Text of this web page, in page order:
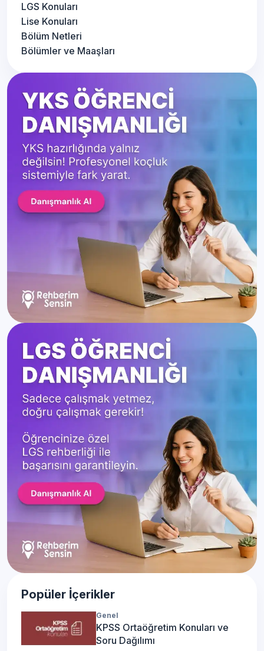
LGS Konuları
Lise Konuları
Bölüm Netleri
Bölümler ve Maaşları
Popüler İçerikler
Genel
KPSS Ortaöğretim Konuları ve
Soru Dağılımı